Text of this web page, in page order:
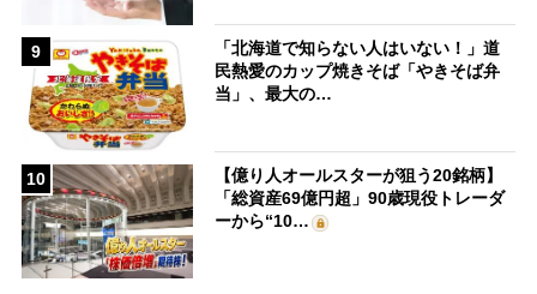
9
「北海道で知らない人はいない！」道
民熱愛のカップ焼きそば「やきそば弁
当」、最大の…
10
【億り人オールスターが狙う20銘柄】
「総資産69億円超」90歳現役トレーダ
ーから“10…